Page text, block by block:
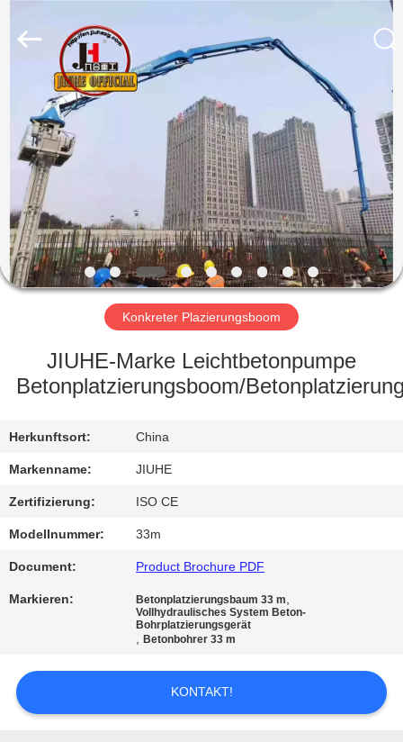
HAUS
PRODUKTE
VIDEOS
VR-
SHOW
ÜBER
UNS
FABRIK-
AUSFLUG
QUALITÄTSKONTROLLE
KONTAKT
US
FORDERN
SIE
EIN
Co.,
Konkreter Plazierungsboom
JIUHE-Marke Leichtbetonpumpe
Betonplatzierungsboom/
Herkunftsort: China
Markenname: JIUHE
Zertifizierung: ISO CE
Modellnummer: 33m
Document: Product Brochure PDF
Markieren: Betonplatzierungsbaum 33 m,
Vollhydraulisches System Beton-
Bohrplatzierungsgerät
,Betonbohrer 33 m
KONTAKT!